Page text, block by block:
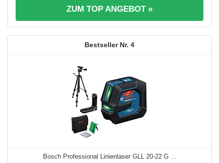
ZUM TOP ANGEBOT »
4
Bosch Professional Linienlaser GLL 20-22 G ...